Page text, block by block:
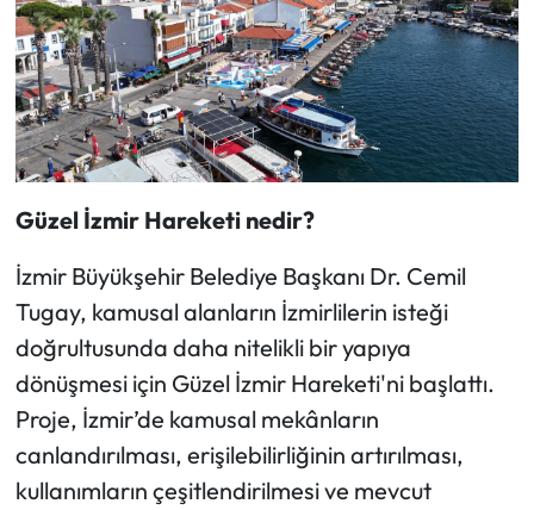
Güzel İzmir Hareketi nedir?
İzmir Büyükşehir Belediye Başkanı Dr. Cemil
Tugay, kamusal alanların İzmirlilerin isteği
doğrultusunda daha nitelikli bir yapıya
dönüşmesi için Güzel İzmir Hareketi'ni başlattı.
Proje, İzmir’de kamusal mekânların
canlandırılması, erişilebilirliğinin artırılması,
kullanımların çeşitlendirilmesi ve mevcut